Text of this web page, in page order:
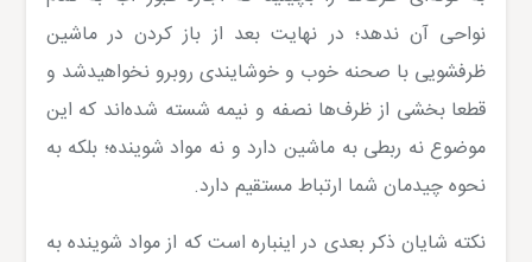
نواحی آن ندهد؛ در نهایت بعد از باز کردن در ماشین
ظرفشویی با صحنه خوب و خوشایندی روبرو نخواهیدشد و
قطعا بخشی از ظرف‌ها نصفه و نیمه شسته شده‌اند که این
موضوع نه ربطی به ماشین دارد و نه مواد شوینده؛ بلکه به
نحوه چیدمان شما ارتباط مستقیم دارد.
نکته شایان ذکر بعدی در اینباره است که از مواد شوینده به